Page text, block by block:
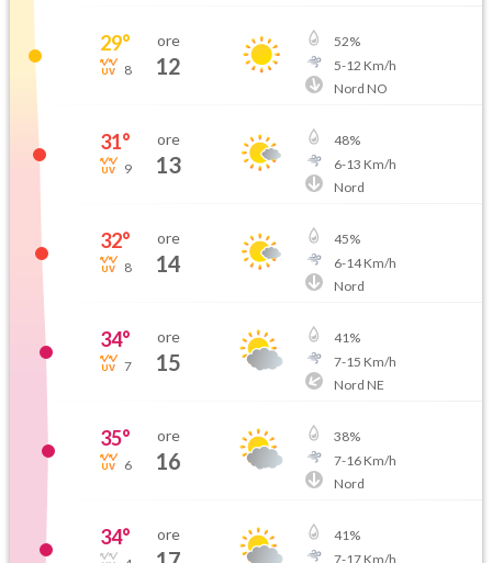
29°
8
ore
12
52%
5-12 Km/h
Nord NO
31°
9
ore
13
48%
6-13 Km/h
Nord
32°
8
ore
14
45%
6-14Km/h
Nord
34°
7
ore
15
41%
7-15 Km/h
Nord NE
35°
6
ore
16
38%
7-16Km/h
Nord
34° ore 41%
7-17Km/h